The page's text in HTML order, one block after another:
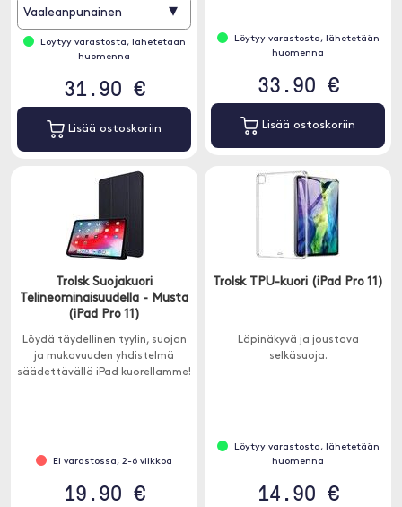
Vaaleanpunainen ▾
Löytyy varastosta, lähetetään
huomenna
31.90 €
Lisää ostoskoriin
Löytyy varastosta, lähetetään
huomenna
33.90 €
Lisää ostoskoriin
Trolsk Suojakuori
Telineominaisuudella - Musta
(iPad Pro 11)
Löydä täydellinen tyylin, suojan
ja mukavuuden yhdistelmä
säädettävällä iPad kuorellamme!
Ei varastossa, 2-6 viikkoa
19.90 €
Trolsk TPU-kuori (iPad Pro 11)
Läpinäkyvä ja joustava
selkäsuoja.
Löytyy varastosta, lähetetään
huomenna
14.90 €